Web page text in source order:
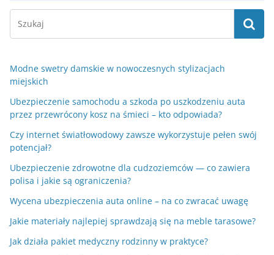
Modne swetry damskie w nowoczesnych stylizacjach
miejskich
Ubezpieczenie samochodu a szkoda po uszkodzeniu auta
przez przewrócony kosz na śmieci – kto odpowiada?
Czy internet światłowodowy zawsze wykorzystuje pełen swój
potencjał?
Ubezpieczenie zdrowotne dla cudzoziemców — co zawiera
polisa i jakie są ograniczenia?
Wycena ubezpieczenia auta online – na co zwracać uwagę
Jakie materiały najlepiej sprawdzają się na meble tarasowe?
Jak działa pakiet medyczny rodzinny w praktyce?